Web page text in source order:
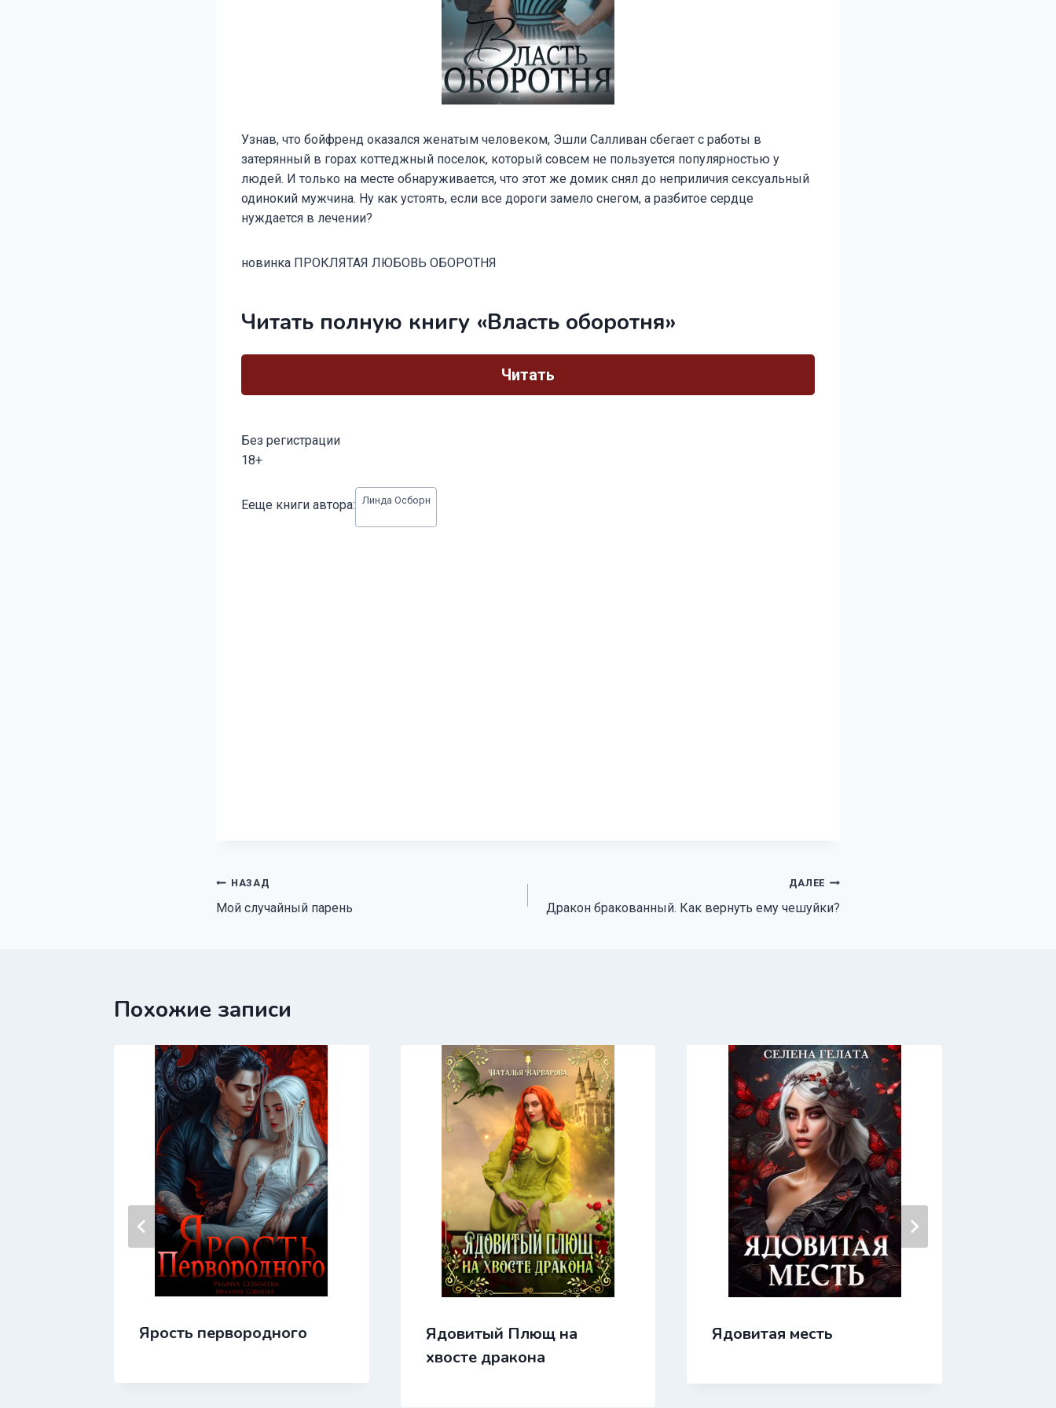
Узнав, что бойфренд оказался женатым человеком, Эшли Салливан сбегает с работы в
затерянный в горах коттеджный поселок, который совсем не пользуется популярностью у
людей. И только на месте обнаруживается, что этот же домик снял до неприличия сексуальный
одинокий мужчина. Ну как устоять, если все дороги замело снегом, а разбитое сердце
нуждается в лечении?
новинка ПРОКЛЯТАЯ ЛЮБОВЬ ОБОРОТНЯ
Читать полную книгу «Власть оборотня»
Читать
Без регистрации
18+
записи:
Ееще книги автора: Линда Осборн
Навигация
по
НАЗАД
Мой случайный парень
ДАЛЕЕ
Дракон бракованный. Как вернуть ему чешуйки?
Похожие записи
Ярость первородного
Ядовитый Плющ на
хвосте дракона
Ядовитая месть